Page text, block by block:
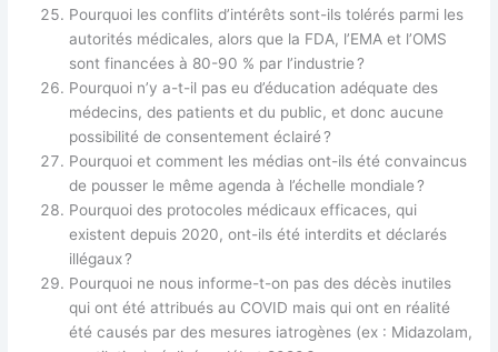
Pourquoi les conflits d’intérêts sont-ils tolérés parmi les
autorités médicales, alors que la FDA, l’EMA et l’OMS
sont financées à 80-90 % par l’industrie ?
Pourquoi n’y a-t-il pas eu d’éducation adéquate des
médecins, des patients et du public, et donc aucune
possibilité de consentement éclairé ?
Pourquoi et comment les médias ont-ils été convaincus
de pousser le même agenda à l’échelle mondiale ?
Pourquoi des protocoles médicaux efficaces, qui
existent depuis 2020, ont-ils été interdits et déclarés
illégaux ?
Pourquoi ne nous informe-t-on pas des décès inutiles
qui ont été attribués au COVID mais qui ont en réalité
été causés par des mesures iatrogènes (ex : Midazolam,